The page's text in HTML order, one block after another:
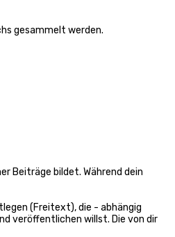
gesammelt werden.
Beiträge bildet. Während dein
(Freitext), die - abhängig
veröffentlichen willst. Die von dir